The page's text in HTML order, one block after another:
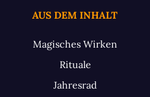
AUS DEM INHALT
Magisches Wirken
Rituale
Jahresrad